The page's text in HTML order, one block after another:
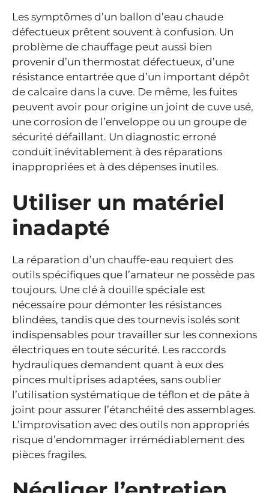
Les symptômes d’un ballon d’eau chaude
défectueux prêtent souvent à confusion. Un
problème de chauffage peut aussi bien
provenir d’un thermostat défectueux, d’une
résistance entartrée que d’un important dépôt
de calcaire dans la cuve. De même, les fuites
peuvent avoir pour origine un joint de cuve usé,
une corrosion de l’enveloppe ou un groupe de
sécurité défaillant. Un diagnostic erroné
conduit inévitablement à des réparations
inappropriées et à des dépenses inutiles.
Utiliser un matériel
inadapté
La réparation d’un chauffe-eau requiert des
outils spécifiques que l’amateur ne possède pas
toujours. Une clé à douille spéciale est
nécessaire pour démonter les résistances
blindées, tandis que des tournevis isolés sont
indispensables pour travailler sur les connexions
électriques en toute sécurité. Les raccords
hydrauliques demandent quant à eux des
pinces multiprises adaptées, sans oublier
l’utilisation systématique de téflon et de pâte à
joint pour assurer l’étanchéité des assemblages.
L’improvisation avec des outils non appropriés
risque d’endommager irrémédiablement des
pièces fragiles.